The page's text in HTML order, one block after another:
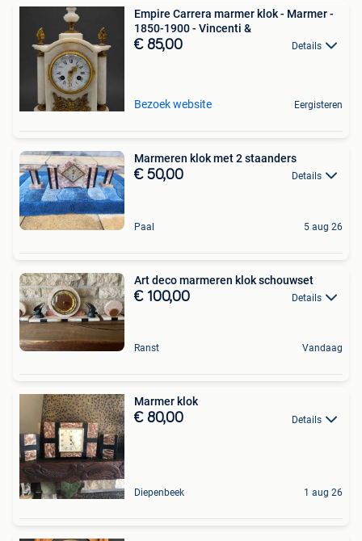
Empire Carrera marmer klok - Marmer -
1850-1900 - Vincenti &
€ 85,00 Details
Bezoek website Eergisteren
Marmeren klok met 2 staanders
€ 50,00 Details
Paal 5 aug 26
Art deco marmeren klok schouwset
€ 100,00 Details
Ranst Vandaag
Marmer klok
€ 80,00 Details
Diepenbeek 1 aug 26